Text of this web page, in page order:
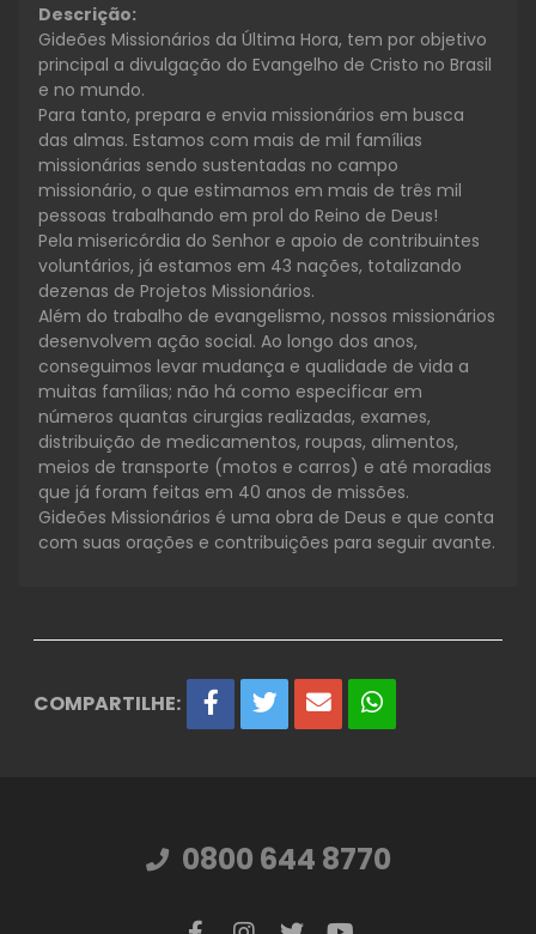
Descrição:
Gideões Missionários da Última Hora, tem por objetivo
principal a divulgação do Evangelho de Cristo no Brasil
e no mundo.
Para tanto, prepara e envia missionários em busca
das almas. Estamos com mais de mil famílias
missionárias sendo sustentadas no campo
missionário, o que estimamos em mais de três mil
pessoas trabalhando em prol do Reino de Deus!
Pela misericórdia do Senhor e apoio de contribuintes
voluntários, já estamos em 43 nações, totalizando
dezenas de Projetos Missionários.
Além do trabalho de evangelismo, nossos missionários
desenvolvem ação social. Ao longo dos anos,
conseguimos levar mudança e qualidade de vida a
muitas famílias; não há como especificar em
números quantas cirurgias realizadas, exames,
distribuição de medicamentos, roupas, alimentos,
meios de transporte (motos e carros) e até moradias
que já foram feitas em 40 anos de missões.
Gideões Missionários é uma obra de Deus e que conta
com suas orações e contribuições para seguir avante.
COMPARTILHE:
0800 644 8770